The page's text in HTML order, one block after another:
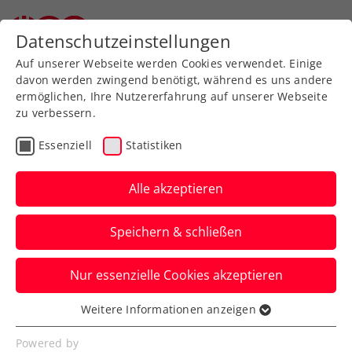
Zurück zur Newsübersicht
Turniere
ITF Mauthausen:
Ivanisević-Sohn und viele
heimische Hoffnungen
Der 4. Upper Austrian Junior Grand Prix
Mauthausen presented by Danubis
Tenniszentrum ist eröffnet.
Verfasst von: Presseaussendung / Redaktion, 05.08.2024
Datenschutzeinstellungen
Auf unserer Webseite werden Cookies verwendet. Einige
davon werden zwingend benötigt, während es uns andere
ermöglichen, Ihre Nutzererfahrung auf unserer Webseite
zu verbessern.
Essenziell Statistiken
Alle akzeptieren
Speichern & schließen
Nur essenzielle Cookies akzeptieren
Essenziell
Essenzielle Cookies werden für grundlegende
Weitere Informationen anzeigen
Powered by